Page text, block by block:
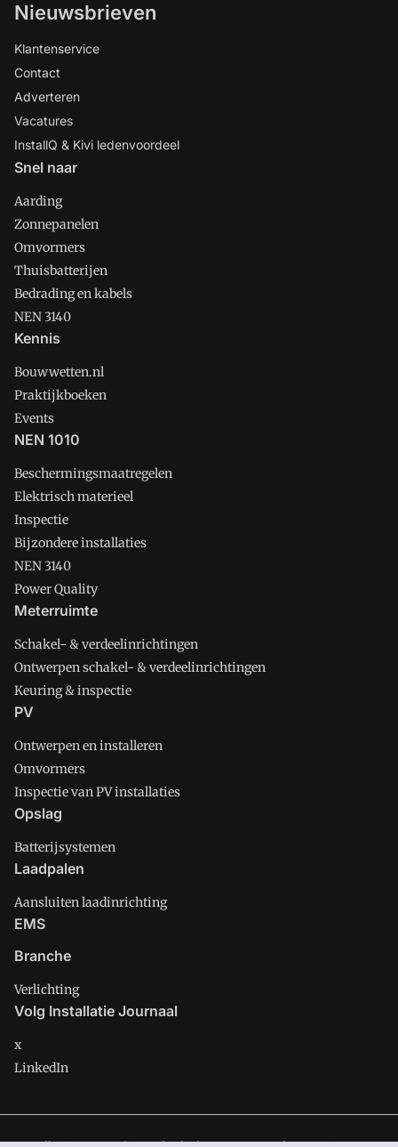
Nieuwsbrieven
Klantenservice
Contact
Adverteren
Vacatures
InstallQ & Kivi ledenvoordeel
Snel naar
Aarding
Zonnepanelen
Omvormers
Thuisbatterijen
Bedrading en kabels
NEN 3140
Kennis
Bouwwetten.nl
Praktijkboeken
Events
NEN 1010
Beschermingsmaatregelen
Elektrisch materieel
Inspectie
Bijzondere installaties
NEN 3140
Power Quality
Meterruimte
Schakel- & verdeelinrichtingen
Ontwerpen schakel- & verdeelinrichtingen
Keuring & inspectie
PV
Ontwerpen en installeren
Omvormers
Inspectie van PV installaties
Opslag
Batterijsystemen
Laadpalen
Aansluiten laadinrichting
EMS
Branche
Verlichting
Volg Installatie Journaal
x
LinkedIn